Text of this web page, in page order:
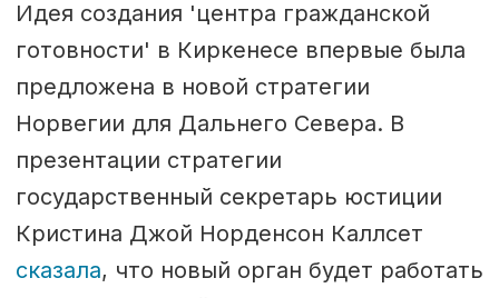
Идея создания 'центра гражданской
готовности' в Киркенесе впервые была
предложена в новой стратегии
Норвегии для Дальнего Севера. В
презентации стратегии
государственный секретарь юстиции
Кристина Джой Норденсон Каллсет
сказала, что новый орган будет работать